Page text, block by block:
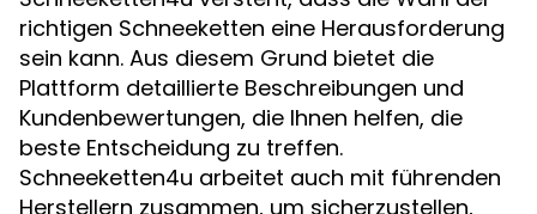
richtigen Schneeketten eine Herausforderung
sein kann. Aus diesem Grund bietet die
Plattform detaillierte Beschreibungen und
Kundenbewertungen, die Ihnen helfen, die
beste Entscheidung zu treffen.
Schneeketten4u arbeitet auch mit führenden
Herstellern zusammen, um sicherzustellen,